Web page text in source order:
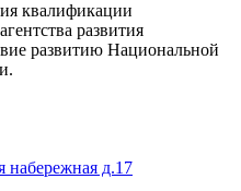
квалификации
развития
развитию Национальной
набережная д.17